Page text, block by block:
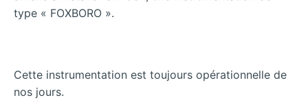
type « FOXBORO ».
Cette instrumentation est toujours opérationnelle de
nos jours.